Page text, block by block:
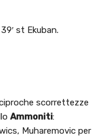
st Ekuban.
scorrettezze
Ammoniti:
Muharemovic per